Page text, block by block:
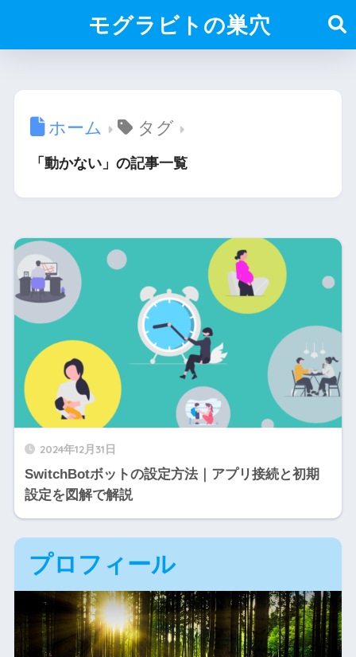
モグラビトの巣穴
ホーム タグ
「動かない」の記事一覧
2024年12月31日
SwitchBotボットの設定方法｜アプリ接続と初期
設定を図解で解説
プロフィール